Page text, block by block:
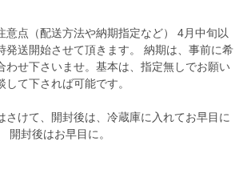
意点（配送方法や納期指定など） 4月中旬以
発送開始させて頂きます。 納期は、事前に希
わせ下さいませ。基本は、指定無しでお願い
して下されば可能です。
さけて、開封後は、冷蔵庫に入れてお早目に
開封後はお早目に。